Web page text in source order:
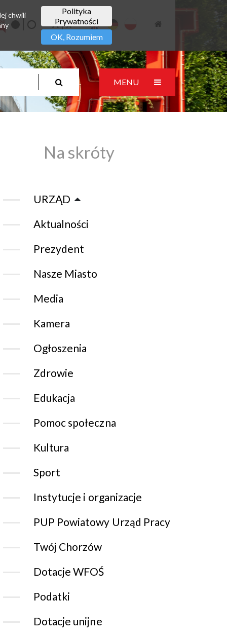
MENU
Na skróty
URZĄD
Aktualności
Prezydent
Nasze Miasto
Media
Kamera
Ogłoszenia
Zdrowie
Edukacja
Pomoc społeczna
Kultura
Sport
Instytucje i organizacje
PUP Powiatowy Urząd Pracy
Twój Chorzów
Dotacje WFOŚ
Podatki
Dotacje unijne
Polityka
Prywatności
OK, Rozumiem
chwili